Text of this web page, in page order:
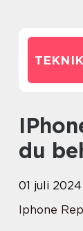
iPhone reparation: Hvad
du
01 juli 2024
Iphone